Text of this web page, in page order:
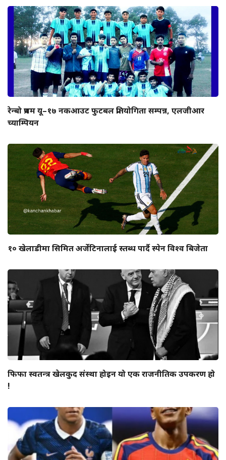
रेन्बो प्रथम यू–१७ नकआउट फुटबल प्रतियोगिता सम्पन्न, एलजीआर
च्याम्पियन
१० खेलाडीमा सिमित अर्जेटिनालाई स्तब्ध पार्दै स्पेन विश्व बिजेता
फिफा स्वतन्त्र खेलकुद संस्था होइन यो एक राजनीतिक उपकरण हो
!